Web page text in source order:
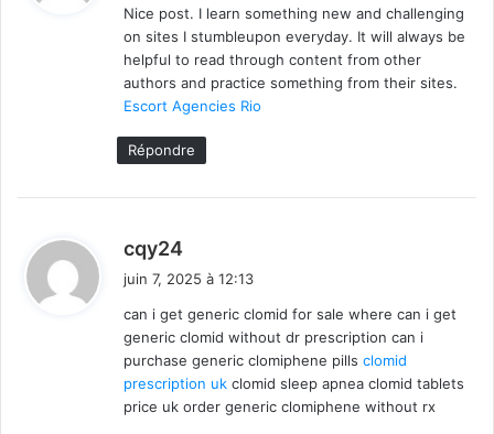
:
Nice post. I learn something new and challenging
on sites I stumbleupon everyday. It will always be
helpful to read through content from other
authors and practice something from their sites.
Escort Agencies Rio
Répondre
cqy24
:
juin 7, 2025 à 12:13
can i get generic clomid for sale where can i get
generic clomid without dr prescription can i
purchase generic clomiphene pills clomid
prescription uk clomid sleep apnea clomid tablets
price uk order generic clomiphene without rx